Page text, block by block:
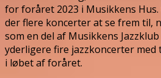
for foråret 2023 i Musikkens
der flere koncerter at se frem til,
som en del af Musikkens
yderligere fire jazzkoncerter
i løbet af foråret.